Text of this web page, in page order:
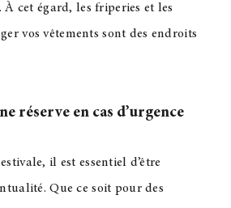
cet égard, les friperies et les
vos vêtements sont des endroits
réserve en cas d’urgence
il est essentiel d’être
Que ce soit pour des